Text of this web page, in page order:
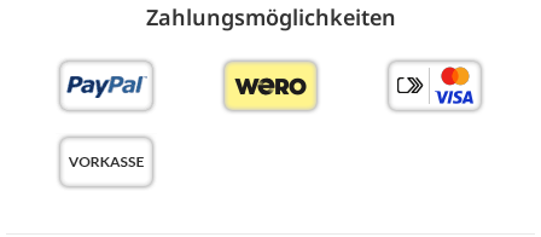
Zahlungs­möglich­keiten